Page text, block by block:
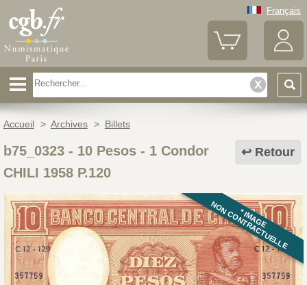
Français
Accueil > Archives > Billets
Retour
b75_0323- 10 Pesos - 1 Condor
CHILI 1958 P.120
* IMAGE
NON CONTRACTUELLE